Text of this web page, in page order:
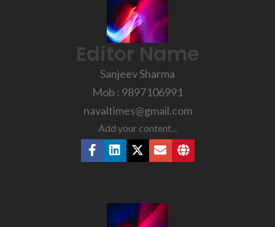
Editor Name
Sanjeev Sharma
Mob : 9897106991
navaltimes@gmail.com
Add your content...